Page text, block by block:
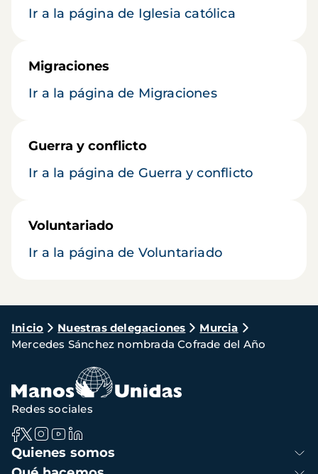
Ir a la página de Iglesia católica
Migraciones
Ir a la página de Migraciones
Guerra y conflicto
Ir a la página de Guerra y conflicto
Voluntariado
Ir a la página de Voluntariado
Ruta
de
navegación
Inicio Nuestras delegaciones
Murcia
Mercedes Sánchez nombrada Cofrade del Año
Navegación
principal
Quienes somos
Redes sociales